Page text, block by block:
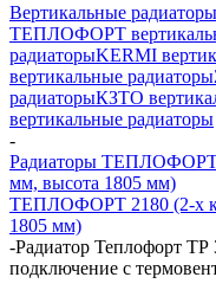
Вертикальные
ТЕПЛОФОРТ
радиаторыKERMI
вертикальные радиаторы
радиаторыКЗТО
вертикальные радиаторы
-
Радиаторы ТЕПЛОФОРТ
мм, высота 1805 мм)
ТЕПЛОФОРТ 2180 (2-х
1805 мм)
-Радиатор Теплофорт
подключение с